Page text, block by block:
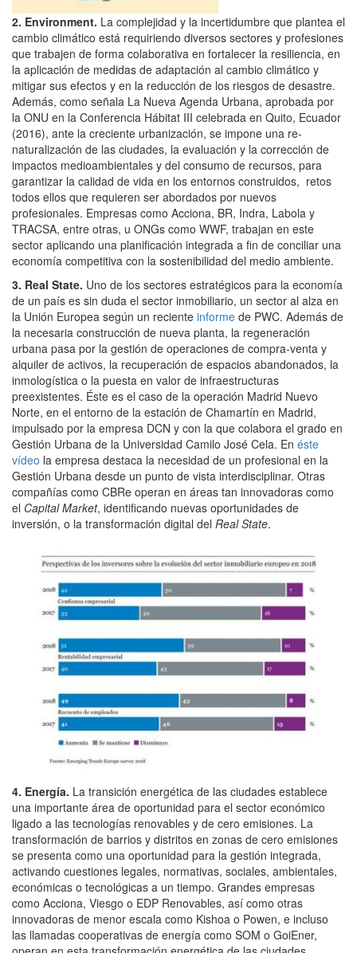
2. Environment. La complejidad y la incertidumbre que plantea el
cambio climático está requiriendo diversos sectores y profesiones
que trabajen de forma colaborativa en fortalecer la resiliencia, en
la aplicación de medidas de adaptación al cambio climático y
mitigar sus efectos y en la reducción de los riesgos de desastre.
Además, como señala La Nueva Agenda Urbana, aprobada por
la ONU en la Conferencia Hábitat III celebrada en Quito, Ecuador
(2016), ante la creciente urbanización, se impone una re-
naturalización de las ciudades, la evaluación y la corrección de
impactos medioambientales y del consumo de recursos, para
garantizar la calidad de vida en los entornos construidos, retos
todos ellos que requieren ser abordados por nuevos
profesionales. Empresas como Acciona, BR, Indra, Labola y
TRACSA, entre otras, u ONGs como WWF, trabajan en este
sector aplicando una planificación integrada a fin de conciliar una
economía competitiva con la sostenibilidad del medio ambiente.
3. Real State. Uno de los sectores estratégicos para la economía
de un país es sin duda el sector inmobiliario, un sector al alza en
la Unión Europea según un reciente informe de PWC. Además de
la necesaria construcción de nueva planta, la regeneración
urbana pasa por la gestión de operaciones de compra-venta y
alquiler de activos, la recuperación de espacios abandonados, la
inmologística o la puesta en valor de infraestructuras
preexistentes. Éste es el caso de la operación Madrid Nuevo
Norte, en el entorno de la estación de Chamartín en Madrid,
impulsado por la empresa DCN y con la que colabora el grado en
Gestión Urbana de la Universidad Camilo José Cela. En éste
vídeo la empresa destaca la necesidad de un profesional en la
Gestión Urbana desde un punto de vista interdisciplinar. Otras
compañías como CBRe operan en áreas tan innovadoras como
el Capital Market, identificando nuevas oportunidades de
inversión, o la transformación digital del Real State.
4. Energía. La transición energética de las ciudades establece
una importante área de oportunidad para el sector económico
ligado a las tecnologías renovables y de cero emisiones. La
transformación de barrios y distritos en zonas de cero emisiones
se presenta como una oportunidad para la gestión integrada,
activando cuestiones legales, normativas, sociales, ambientales,
económicas o tecnológicas a un tiempo. Grandes empresas
como Acciona, Viesgo o EDP Renovables, así como otras
innovadoras de menor escala como Kishoa o Powen, e incluso
las llamadas cooperativas de energía como SOM o GoiEner,